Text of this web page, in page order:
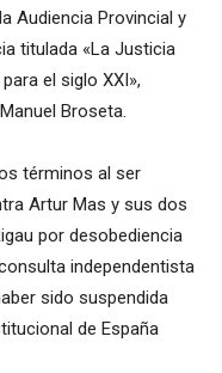
Audiencia Provincial y
titulada «La Justicia
el siglo XXI»,
Broseta.
términos al ser
Artur Mas y sus dos
por desobediencia
independentista
sido suspendida
de España